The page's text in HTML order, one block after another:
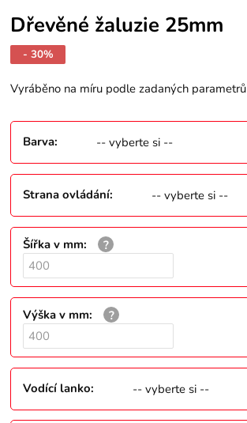
Dřevěné žaluzie 25mm
- 30%
Vyráběno na míru podle zadaných parametrů
Barva: -- vyberte si --
Strana ovládání: -- vyberte si --
Šířka v mm:
Výška v mm:
Vodící lanko: -- vyberte si --